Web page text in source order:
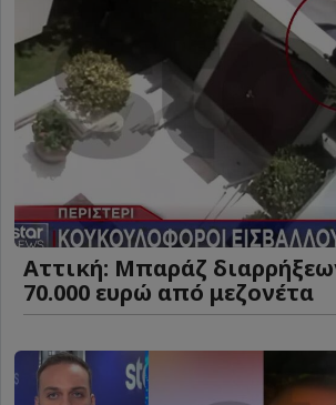
Αττική: Μπαράζ
70.000 ευρώ από μεζονέτα